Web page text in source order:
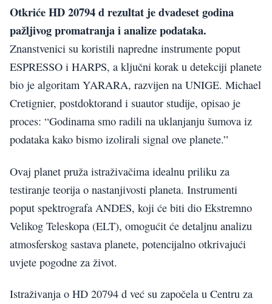
Otkriće HD 20794 d rezultat je dvadeset godina
pažljivog promatranja i analize podataka.
Znanstvenici su koristili napredne instrumente poput
ESPRESSO i HARPS, a ključni korak u detekciji planete
bio je algoritam YARARA, razvijen na UNIGE. Michael
Cretignier, postdoktorand i suautor studije, opisao je
proces: “Godinama smo radili na uklanjanju šumova iz
podataka kako bismo izolirali signal ove planete.”
Ovaj planet pruža istraživačima idealnu priliku za
testiranje teorija o nastanjivosti planeta. Instrumenti
poput spektrografa ANDES, koji će biti dio Ekstremno
Velikog Teleskopa (ELT), omogućit će detaljnu analizu
atmosferskog sastava planete, potencijalno otkrivajući
uvjete pogodne za život.
Istraživanja o HD 20794 d već su započela u Centru za